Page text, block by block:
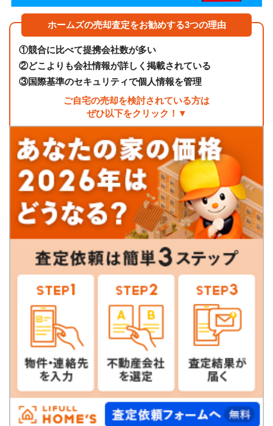
ホームズの売却査定をお勧めする3つの理由
①競合に比べて提携会社数が多い
②どこよりも会社情報が詳しく掲載されている
③国際基準のセキュリティで個人情報を管理
ご自宅の売却を検討されている方は
ぜひ以下をクリック！▼